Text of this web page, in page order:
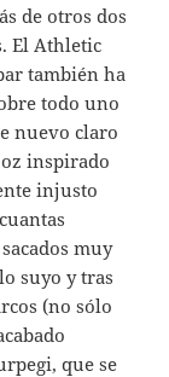
de otros dos
El Athletic
también ha
todo uno
nuevo claro
inspirado
injusto
muy
suyo y tras
(no sólo
que se